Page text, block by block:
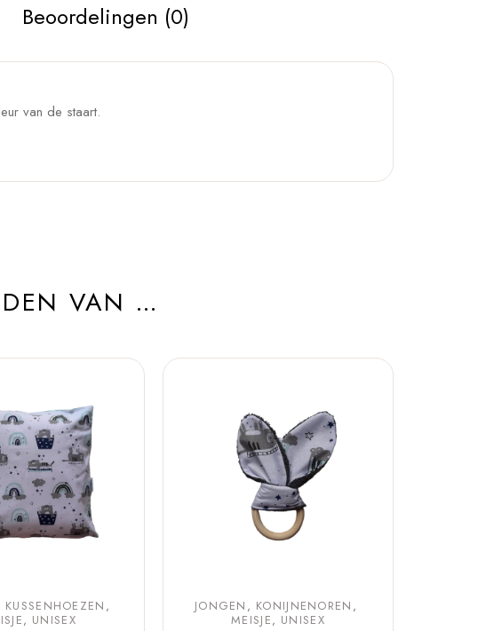
Beoordelingen (0)
van de staart.
VAN …
KUSSENHOEZEN
UNISEX
JONGEN
KONIJNENOREN
MEISJE
UNISEX